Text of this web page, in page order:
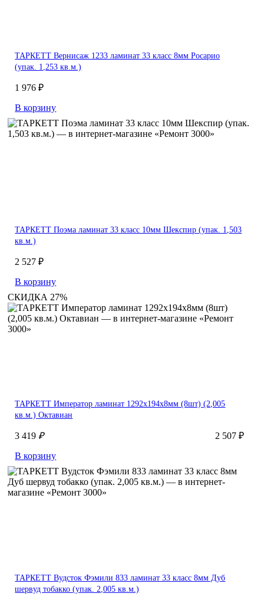
ТАРКЕТТ Вернисаж 1233 ламинат 33 класс 8мм Росарио
(упак. 1,253 кв.м.)
1 976 ₽
В корзину
ТАРКЕТТ Поэма ламинат 33 класс 10мм Шекспир (упак. 1,503
кв.м.)
2 527 ₽
В корзину
СКИДКА 27%
ТАРКЕТТ Император ламинат 1292х194х8мм (8шт) (2,005
кв.м.) Октавиан
3 419₽
2 507 ₽
В корзину
ТАРКЕТТ Вудсток Фэмили 833 ламинат 33 класс 8мм Дуб
шервуд тобакко (упак. 2,005 кв.м.)